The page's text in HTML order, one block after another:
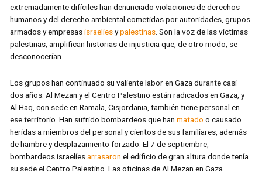
extremadamente difíciles han denunciado violaciones de derechos
humanos y del derecho ambiental cometidas por autoridades, grupos
armados y empresasisraelíesypalestinas . Son la voz de las víctimas
palestinas, amplifican historias de injusticia que, de otro modo, se
desconocerían.
Los grupos han continuado su valiente labor en Gaza durante casi
dos años. Al Mezan y el Centro Palestino están radicados en Gaza, y
Al Haq, con sede en Ramala, Cisjordania, también tiene personal en
ese territorio. Han sufrido bombardeos que hanmatado o causado
heridas a miembros del personal y cientos de sus familiares, además
de hambre y desplazamiento forzado. El 7 de septiembre,
bombardeos israelíesarrasaron el edificio de gran altura donde tenía
su sede el Centro Palestino. Las oficinas de Al Mezan en Gaza